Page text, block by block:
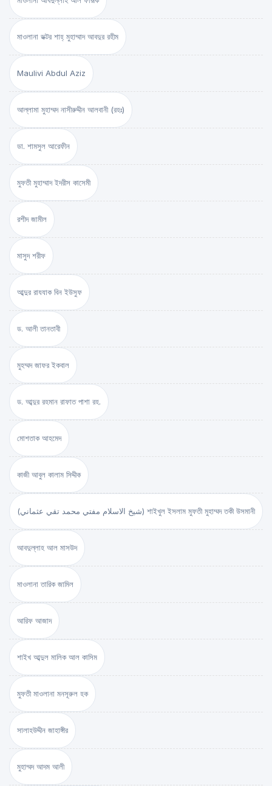
মাওলানা ডক্টর শাহ্‌ মুহাম্মাদ আবদুর রহীম
Maulivi Abdul Aziz
আল্লামা মুহাম্মদ নাসীরুদ্দীন আলবানী (রহঃ)
ডা. শামসুল আরেফীন
মুফতী মুহাম্মাদ ইদরীস কাসেমী
রশীদ জামীল
মাসুদ শরীফ
আব্দুর রাযযাক বিন ইউসুফ
ড. আলী তানতাবী
মুহম্মদ জাফর ইকবাল
ড. আব্দুর রহমান রাফাত পাশা রহ.
মোশতাক আহমেদ
কাজী আবুল কালাম সিদ্দীক
(شيخ الاسلام مفتي محمد تقي عثماني) শাইখুল ইসলাম মুফতী মুহাম্মদ তকী উসমানী
আবদুল্লাহ আল মাসউদ
মাওলানা তারিক জামিল
আরিফ আজাদ
শাইখ আব্দুল মালিক আল কাসিম
মুফতী মাওলানা মনসূরুল হক
সালাহউদ্দীন জাহাঙ্গীর
মুহাম্মদ আদম আলী